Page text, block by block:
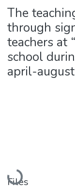
The
through
teachers at
school
april-
Loading...
Files